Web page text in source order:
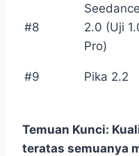
#8
Seedance
2.0 (Uji
Pro)
#9 Pika 2.2
Temuan Kunci:
teratas semuanya